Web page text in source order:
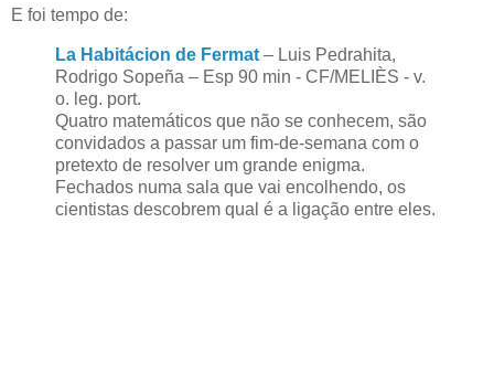
E foi tempo de:
La Habitácion de Fermat – Luis Pedrahita,
Rodrigo Sopeña – Esp 90 min - CF/MELIÈS - v.
o. leg. port.
Quatro matemáticos que não se conhecem, são
convidados a passar um fim-de-semana com o
pretexto de resolver um grande enigma.
Fechados numa sala que vai encolhendo, os
cientistas descobrem qual é a ligação entre eles.